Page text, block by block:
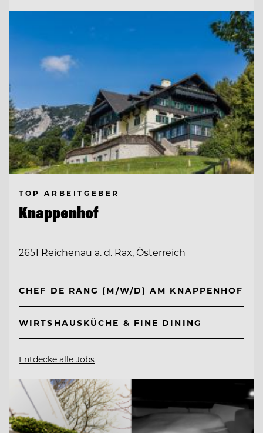
TOP ARBEITGEBER
Knappenhof
2651 Reichenau a. d. Rax, Österreich
CHEF DE RANG (M/W/D) AM KNAPPENHOF
WIRTSHAUSKÜCHE & FINE DINING
Entdecke alle Jobs